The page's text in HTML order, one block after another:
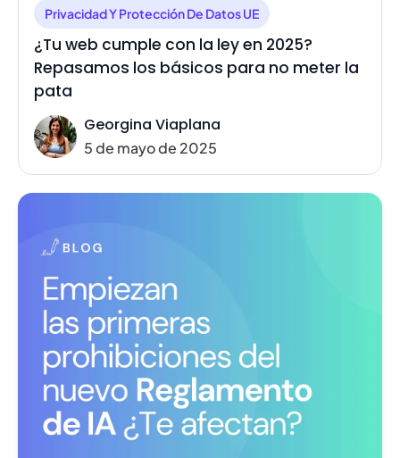
Privacidad Y Protección De Datos UE
¿Tu web cumple con la ley en 2025?
Repasamos los básicos para no meter la
pata
Georgina Viaplana
5 de mayo de 2025